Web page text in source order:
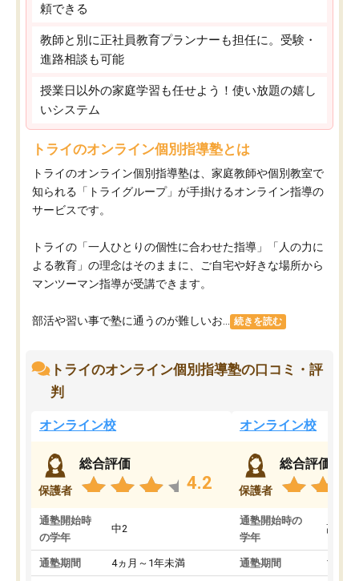
頼できる
教師と別に正社員教育プランナーも担任に。受験・
進路相談も可能
授業日以外の家庭学習も任せよう！使い放題の嬉し
いシステム
トライのオンライン個別指導塾とは
トライのオンライン個別指導塾は、家庭教師や個別教室で
知られる「トライグループ」が手掛けるオンライン指導の
サービスです。
トライの「一人ひとりの個性に合わせた指導」「人の力に
よる教育」の理念はそのままに、ご自宅や好きな場所から
マンツーマン指導が受講できます。
部活や習い事で塾に通うのが難しいお... 続きを読む
トライのオンライン個別指導塾の口コミ・評
判
オンライン校
保護者
総合評価
4.2
通塾開始時
の学年
中2
通塾期間 4ヵ月～1年未満
オンライン校
保護者
総合評価
通塾開始時の
学年
高3
通塾期間 1～3